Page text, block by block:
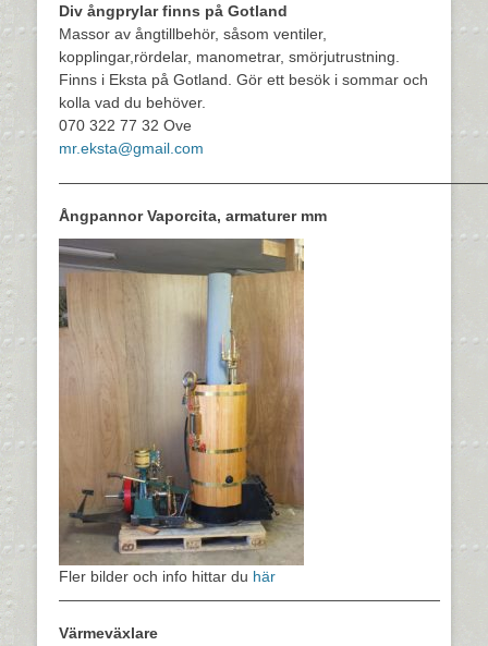
Div ångprylar finns på Gotland
Massor av ångtillbehör, såsom ventiler,
kopplingar,rördelar, manometrar, smörjutrustning.
Finns i Eksta på Gotland. Gör ett besök i sommar och
kolla vad du behöver.
070 322 77 32 Ove
mr.eksta@gmail.com
Ångpannor Vaporcita, armaturer mm
Fler bilder och info hittar du här
—————————————————————————
Värmeväxlare